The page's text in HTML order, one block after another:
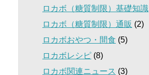
ロカボ（糖質制限）基礎知識
ロカボ（糖質制限）通販 (2)
ロカボおやつ・間食 (5)
ロカボレシピ (8)
ロカボ関連ニュース (3)